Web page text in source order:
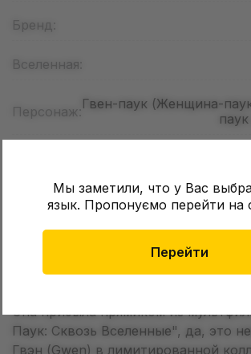
Мы заметили, что у Вас
язык. Пропонуємо перейти на
Перейти
Бренд:
Вселенная:
Персонаж: Гвен-паук (Женщина-
Размер:
Она прибыла прямиком из
Паук: Сквозь Вселенные", да, это
Гвэн (Gwen) в лимитированной